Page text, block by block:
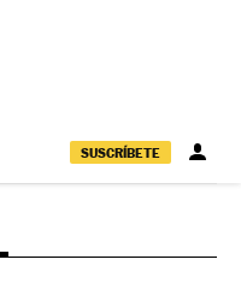
SUSCRÍBETE